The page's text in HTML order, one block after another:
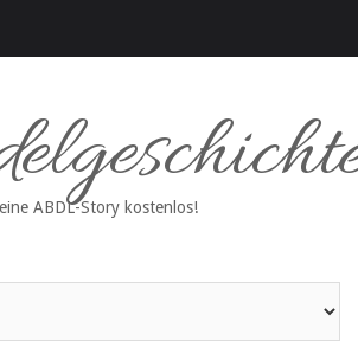
ABDL-Story kostenlos!